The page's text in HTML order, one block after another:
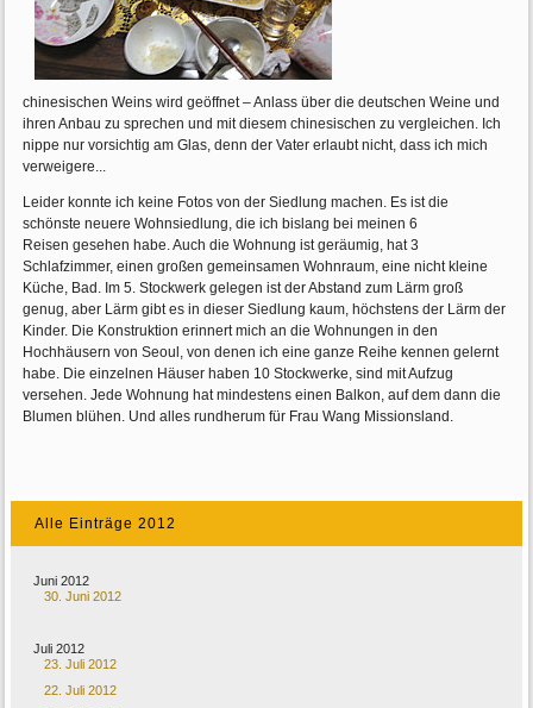
chinesischen Weins wird geöffnet – Anlass über die deutschen Weine und
ihren Anbau zu sprechen und mit diesem chinesischen zu vergleichen. Ich
nippe nur vorsichtig am Glas, denn der Vater erlaubt nicht, dass ich mich
verweigere...
Leider konnte ich keine Fotos von der Siedlung machen. Es ist die
schönste neuere Wohnsiedlung, die ich bislang bei meinen 6
Reisen gesehen habe. Auch die Wohnung ist geräumig, hat 3
Schlafzimmer, einen großen gemeinsamen Wohnraum, eine nicht kleine
Küche, Bad. Im 5. Stockwerk gelegen ist der Abstand zum Lärm groß
genug, aber Lärm gibt es in dieser Siedlung kaum, höchstens der Lärm der
Kinder. Die Konstruktion erinnert mich an die Wohnungen in den
Hochhäusern von Seoul, von denen ich eine ganze Reihe kennen gelernt
habe. Die einzelnen Häuser haben 10 Stockwerke, sind mit Aufzug
versehen. Jede Wohnung hat mindestens einen Balkon, auf dem dann die
Blumen blühen. Und alles rundherum für Frau Wang Missionsland.
Alle Einträge 2012
Juni 2012
30. Juni 2012
Juli 2012
23. Juli 2012
22. Juli 2012